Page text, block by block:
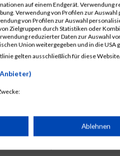
Fandel
Rohe
Scheck
Kessler
Wegmann
auf einem Endgerät. Verwendung
Verwendung von Profilen zur
von Profilen zur Auswahl
Zielgruppen durch Statistiken oder
reduzierter Daten zur Auswahl
Union weitergegeben und in die USA
gelten ausschließlich für diese
Informationen auf einemAblehnen